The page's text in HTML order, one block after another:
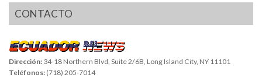
CONTACTO
Dirección: 34-18 Northern Blvd, Suite 2/6B, Long Island City, NY 11101
Teléfonos: (718) 205-7014